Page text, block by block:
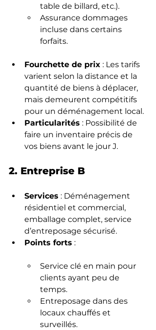
table de billard, etc.).
Assurance dommages
incluse dans certains
forfaits.
Fourchette de prix : Les tarifs
varient selon la distance et la
quantité de biens à déplacer,
mais demeurent compétitifs
pour un déménagement local.
Particularités : Possibilité de
faire un inventaire précis de
vos biens avant le jour J.
2. Entreprise B
Services : Déménagement
résidentiel et commercial,
emballage complet, service
d’entreposage sécurisé.
Points forts :
Service clé en main pour
clients ayant peu de
temps.
Entreposage dans des
locaux chauffés et
surveillés.